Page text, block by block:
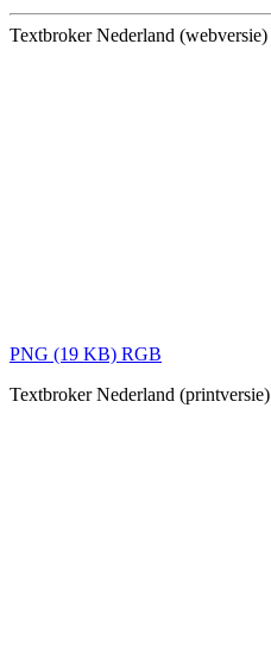
Textbroker Nederland (webversie)
PNG (19 KB) RGB
Textbroker Nederland (printversie)